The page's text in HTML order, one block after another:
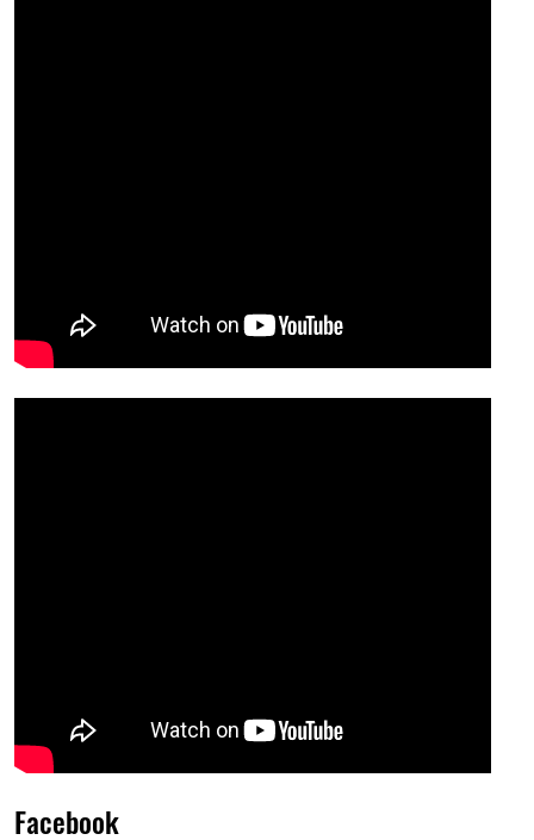
Facebook